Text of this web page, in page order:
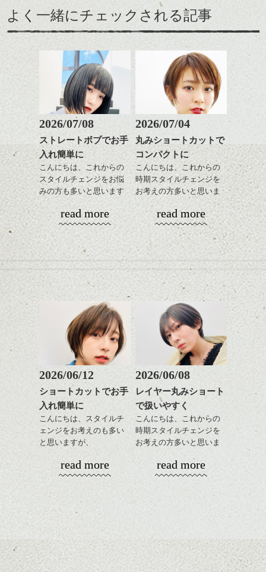
ハンサムショート／ヘッド
スパ／伸びても目立たない
ヘアカラー/ハイライト/ダブ
ルカラー/髪質改善/TOKIOト
リートメント/ブリーチ/イン
ミニボブ/抜け感ショート/バ
レイヤージュ/縮毛矯正
ハンサムショート／ヘッド
ヘアカラー/ハイライト/ダブ
ルカラー/髪質改善/TOKIOト
リートメント/ブリーチ/イン
ナーカラー/イルミナカラー/
ミニボブ/抜け感ショート/バ
レイヤージュ/縮毛矯
思い出の場所、自分の原点であるような場
京都の骨董屋「大吉」の杉本理さんとのト
ークセッションは
とても興味深いものでした。
変わらぬもの。
変わりゆくもの。
実際に骨董を手に取る感覚と
写真のディティール。
実際に骨董に触れることもできました。
れ。
最近は湿気も気になってきますが
スタイリング
でも楽しみ方いろいろありますよ。
毛束が混ざり合ったような
ウィービングカラーです。
バングとサイドの内側を切り込んで長めに
残した部分が動くようにカットし、
さらに色でも動きをプラス。
今回の色味はフレンチセピアアッシュとイ
陰影をつけたカラーはロングだけでなく短
めレングスにもとっても効果的ですよ。
カラー、初めての方にも試
してもらいたいですね。
大人ショートとウィービングカラーで抜け
感のあるスタイルに、
春のご提案もお任せくださいね。
ご予約はこちら
から簡単にして
頂けます。
ングと組み合わせるのが
この季節にはいいですね。
dropのウィーヴィングカラーは微妙な質感調
整ができたり、
髪質に合わせて色味をコントロールできま
す。
自然なグラデーションに仕上がるので伸び
てきてからも根元が目立ちにくく
もちが良いですよ。
暗めのトーンに染める場合でも、重くなり
すぎないように見せる事ができるので
いろんなシーンにマッチすると思います。
情をつけるとより良いですね。
カラーで質感を変化させながら季節にあっ
ご予約はこちら
よく一緒にチェックされる記事
2026/07/08
ストレートボブでお手
入れ簡単に
こんにちは、これからの
スタイルチェンジをお悩
みの方も多いと思います
やっぱりボブでお手入れ
しやすいスタイルだと毎
日のスタイリングも簡単
で良いですよ。
あご下のラインでやや長
も出しやすくていろいろ
おすすめですね。
前髪もやや重めにカット
してラインを強調するの
もこれからは良い感じで
す、
目元が引き締まった印象
に。
カラーリングとの組み合
わせで質感に変化をつけ
read more
2026/07/04
丸みショートカットで
コンパクトに
こんにちは、これからの
時期スタイルチェンジを
お考えの方多いと思いま
コンパクトなフォルムが
全体のバランスを良く見
せてくれる効果もあり、
いろんなシーンに雰囲気
をだしやすくスタイリン
グも簡単で良いので朝の
時短にも◎
そんなショートカット。
軽めの前髪で透け感を演
出できるので、
この時期とてもおすすめ
ですよ。
read more
2026/06/12
ショートカットでお手
入れ簡単に
こんにちは、スタイルチ
ェンジをお考えのも多い
と思いますが、
演出したスタイルもこれ
からの季節とてもおすす
前髪を軽めに調整し、フ
ですっきりした印象にな
read more
2026/06/08
レイヤー丸みショート
で扱いやすく
こんにちは、これからの
時期スタイルチェンジを
お考えの方多いと思いま
コンパクトなフォルムが
グも簡単で良いので朝の
read more